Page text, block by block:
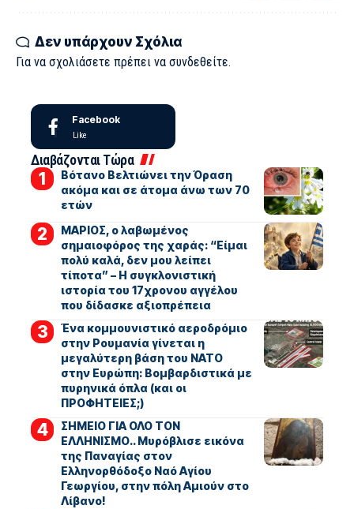
Δεν υπάρχουν Σχόλια
Για να σχολιάσετε πρέπει να συνδεθείτε.
Facebook
Like
Διαβάζονται Τώρα
Βότανο Βελτιώνει την Όραση
ακόμα και σε άτομα άνω των 70
ετών
ΜΑΡΙΟΣ, ο λαβωμένος
σημαιοφόρος της χαράς: “Είμαι
πολύ καλά, δεν μου λείπει
τίποτα” – Η συγκλονιστική
ιστορία του 17χρονου αγγέλου
που δίδασκε αξιοπρέπεια
Ένα κομμουνιστικό αεροδρόμιο
στην Ρουμανία γίνεται η
μεγαλύτερη βάση του ΝΑΤΟ
στην Ευρώπη: Βομβαρδιστικά με
πυρηνικά όπλα (και οι
ΠΡΟΦΗΤΕΙΕΣ;)
ΣΗΜΕΙΟ ΓΙΑ ΟΛΟ ΤΟΝ
ΕΛΛΗΝΙΣΜΟ.. Μυρόβλισε εικόνα
της Παναγίας στον
Ελληνορθόδοξο Ναό Αγίου
Γεωργίου, στην πόλη Αμιούν στο
Λίβανο!